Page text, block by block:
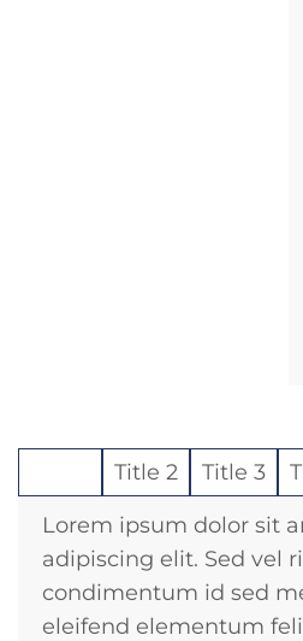
Title 2 Title 3
Lorem ipsum dolor sit
adipiscing elit. Sed vel
condimentum id sed
eleifend elementum